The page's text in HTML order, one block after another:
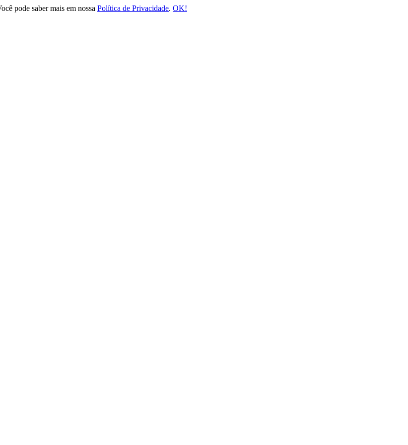
pode saber mais em nossa Política de Privacidade. OK!